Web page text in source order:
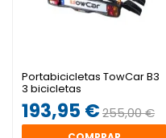
Portabicicletas TowCar B3
3 bicicletas
193,95 €255,00 €